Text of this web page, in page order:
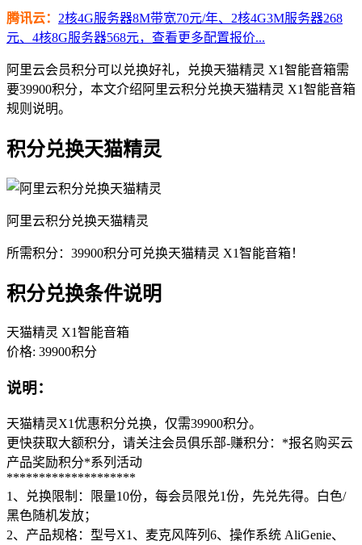
腾讯云： 2核4G服务器8M带宽70元/年、2核4G3M服务器268
元、4核8G服务器568元，查看更多配置报价...
阿里云会员积分可以兑换好礼，兑换天猫精灵 X1智能音箱需
要39900积分，本文介绍阿里云积分兑换天猫精灵 X1智能音箱
规则说明。
积分兑换天猫精灵
阿里云积分兑换天猫精灵
所需积分：39900积分可兑换天猫精灵 X1智能音箱！
积分兑换条件说明
天猫精灵 X1智能音箱
价格: 39900积分
说明：
天猫精灵X1优惠积分兑换，仅需39900积分。
更快获取大额积分，请关注会员俱乐部-赚积分：*报名购买云
产品奖励积分*系列活动
********************
1、兑换限制：限量10份，每会员限兑1份，先兑先得。白色/
黑色随机发放；
2、产品规格：型号X1、麦克风阵列6、操作系统 AliGenie、